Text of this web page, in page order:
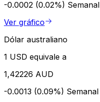
-0.0002 (0.02%) Semanal
Ver gráfico
Dólar australiano
1 USD equivale a
1,42226 AUD
-0.0013 (0.09%) Semanal